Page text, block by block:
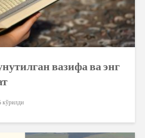
вазифа ва энг
кўрилди